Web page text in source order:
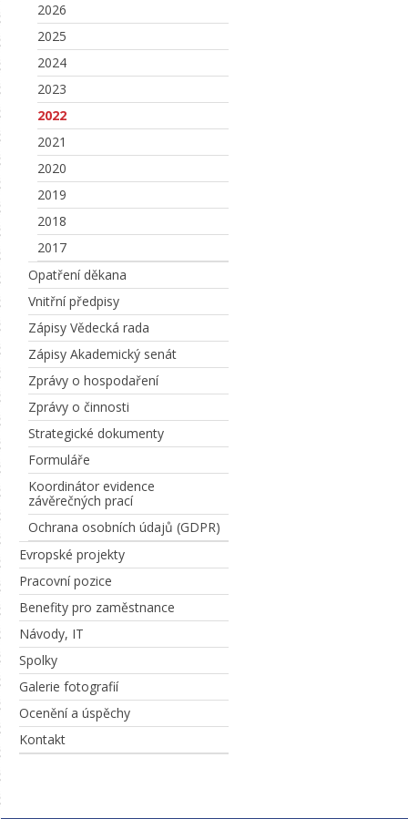
2026
2025
2024
2023
2022
2021
2020
2019
2018
2017
Opatření děkana
Vnitřní předpisy
Zápisy Vědecká rada
Zápisy Akademický senát
Zprávy o hospodaření
Zprávy o činnosti
Strategické dokumenty
Formuláře
Koordinátor evidence
závěrečných prací
Ochrana osobních údajů (GDPR)
Evropské projekty
Pracovní pozice
Benefity pro zaměstnance
Návody, IT
Spolky
Galerie fotografií
Ocenění a úspěchy
Kontakt